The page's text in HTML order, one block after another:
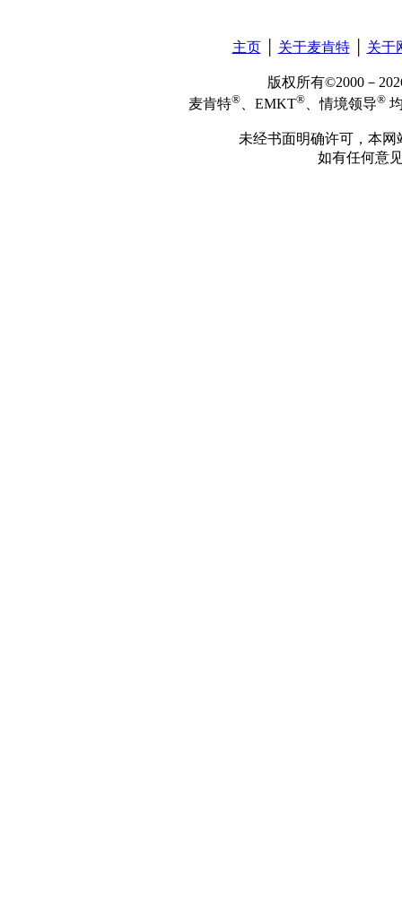
主页│ 关于麦肯特│ 关于
版权所有©2000－
麦肯特® 、EMKT® 、情境领导®
未经书面明确许可，本
如有任何意